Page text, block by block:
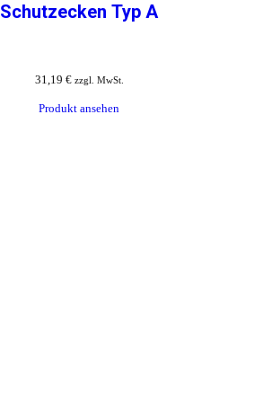
Schutzecken Typ A
31,19 € zzgl. MwSt.
Produkt ansehen